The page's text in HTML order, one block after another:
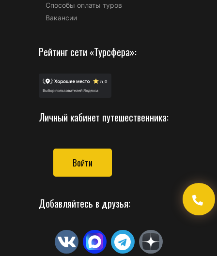
Способы оплаты туров
Вакансии
Рейтинг сети «Турсфера»:
Личный кабинет путешественника:
Войти
Добавляйтесь в друзья: